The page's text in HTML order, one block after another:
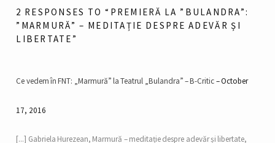
2 RESPONSES TO “PREMIERĂ LA ”BULANDRA”:
”MARMURĂ” – MEDITAȚIE DESPRE ADEVĂR ȘI
LIBERTATE”
Ce vedem în FNT: „Marmură” la Teatrul „Bulandra” – B-Critic October
17, 2016
[...] Gabriela Hurezean, Marmură – meditație despre adevăr și libertate,